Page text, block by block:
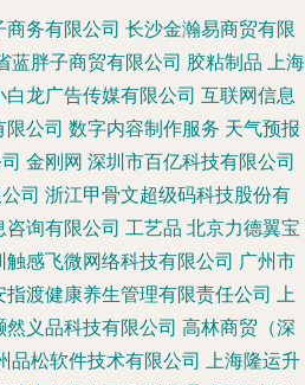
商务有限公司 长沙金瀚易商贸有限
蓝胖子商贸有限公司 胶粘制品 上海
白龙广告传媒有限公司 互联网信息
限公司 数字内容制作服务 天气预报
金刚网 深圳市百亿科技有限公司
司 浙江甲骨文超级码科技股份有
询有限公司 工艺品 北京力德翼宝
触感飞微网络科技有限公司 广州市
指渡健康养生管理有限责任公司 上
然义品科技有限公司 高林商贸（深
品松软件技术有限公司 上海隆运升